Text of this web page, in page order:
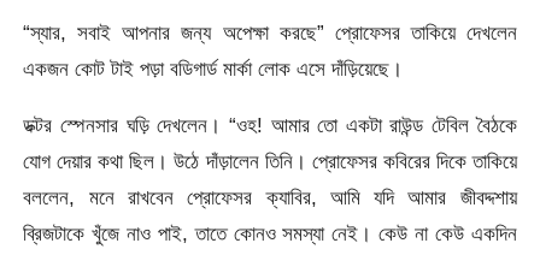
“স্যার, সবাই আপনার জন্য অপেক্ষা করছে” প্রোফেসর তাকিয়ে দেখলেন
একজন কোট টাই পড়া বডিগার্ড মার্কা লোক এসে দাঁড়িয়েছে।
ডক্টর স্পেনসার ঘড়ি দেখলেন। “ওহ! আমার তো একটা রাউন্ড টেবিল বৈঠকে
যোগ দেয়ার কথা ছিল। উঠে দাঁড়ালেন তিনি। প্রোফেসর কবিরের দিকে তাকিয়ে
বললেন, মনে রাখবেন প্রোফেসর ক্যাবির, আমি যদি আমার জীবদ্দশায়
ব্রিজটাকে খুঁজে নাও পাই, তাতে কোনও সমস্যা নেই। কেউ না কেউ একদিন